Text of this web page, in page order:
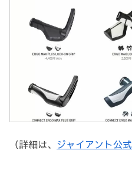
（詳細は、 ジャイアント公式